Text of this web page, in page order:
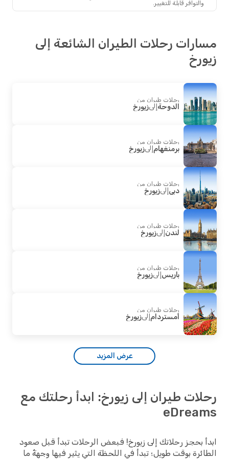
والتوافر قابلة للتغيير.
رحلات الطيران الشائعة إلى
رحلات طيران من
الدوحة إلىزيورخ
رحلات طيران من
برمنغهامإلىزيورخ
رحلات طيران من
دبيإلى زيورخ
رحلات طيران من
لندنإلى زيورخ
رحلات طيران من
باريسإلىزيورخ
رحلات طيران من
أمستردامإلىزيورخ
عرض المزيد
طيران إلى زيورخ: ابدأ رحلتك مع
بحجز رحلاتك إلى زيورخ! فبعض الرحلات تبدأ قبل صعود
بوقت طويل؛ تبدأ في اللحظة التي يثير فيها وجهةٌ ما